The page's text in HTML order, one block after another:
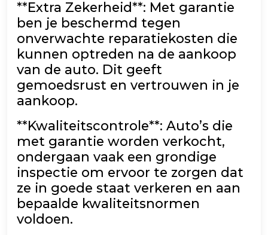
**Extra Zekerheid**: Met garantie
ben je beschermd tegen
onverwachte reparatiekosten die
kunnen optreden na de aankoop
van de auto. Dit geeft
gemoedsrust en vertrouwen in je
aankoop.
**Kwaliteitscontrole**: Auto’s die
met garantie worden verkocht,
ondergaan vaak een grondige
inspectie om ervoor te zorgen dat
ze in goede staat verkeren en aan
bepaalde kwaliteitsnormen
voldoen.